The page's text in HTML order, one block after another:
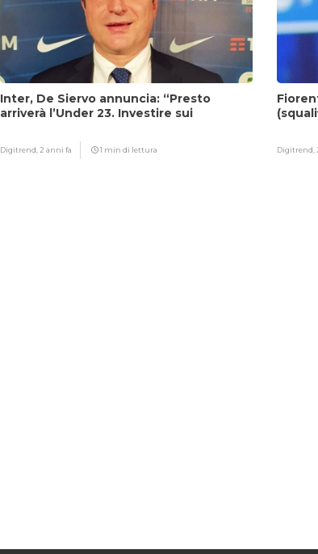
Inter, De Siervo annuncia: “Presto
arriverà l’Under 23. Investire sui
Digitrend,2 anni fa 1 min di lettura Digitrend,